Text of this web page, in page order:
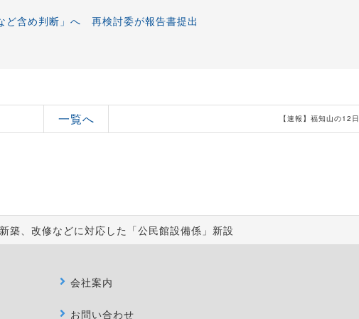
ど含め判断」へ 再検討委が報告書提出
一覧へ 【速報】福知山の12
、改修などに対応した「公民館設備係」新設
会社案内
お問い合わせ